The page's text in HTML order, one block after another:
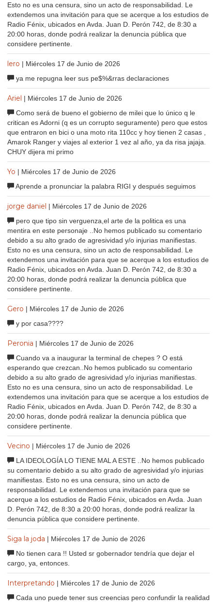
Esto no es una censura, sino un acto de responsabilidad. Le
extendemos una invitación para que se acerque a los estudios de
Radio Fénix, ubicados en Avda. Juan D. Perón 742, de 8:30 a
20:00 horas, donde podrá realizar la denuncia pública que
considere pertinente.
lero | Miércoles 17 de Junio de 2026
ya me repugna leer sus pe$%&rras declaraciones
Ariel | Miércoles 17 de Junio de 2026
Como será de bueno el gobierno de milei que lo único q le
critican es Adorni (q es un corrupto seguramente) pero que estos
que entraron en bici o una moto rita 110cc y hoy tienen 2 casas ,
Amarok Ranger y viajes al exterior 1 vez al año, ya da risa jajaja.
CHUY dijera mi primo
Yo | Miércoles 17 de Junio de 2026
Aprende a pronunciar la palabra RIGI y después seguimos
jorge daniel | Miércoles 17 de Junio de 2026
pero que tipo sin verguenza,el arte de la politica es una
mentira en este personaje ..No hemos publicado su comentario
debido a su alto grado de agresividad y/o injurias manifiestas.
Esto no es una censura, sino un acto de responsabilidad. Le
extendemos una invitación para que se acerque a los estudios de
Radio Fénix, ubicados en Avda. Juan D. Perón 742, de 8:30 a
20:00 horas, donde podrá realizar la denuncia pública que
considere pertinente.
Gero | Miércoles 17 de Junio de 2026
y por casa????
Peronia | Miércoles 17 de Junio de 2026
Cuando va a inaugurar la terminal de chepes ? O está
esperando que crezcan..No hemos publicado su comentario
debido a su alto grado de agresividad y/o injurias manifiestas.
Esto no es una censura, sino un acto de responsabilidad. Le
extendemos una invitación para que se acerque a los estudios de
Radio Fénix, ubicados en Avda. Juan D. Perón 742, de 8:30 a
20:00 horas, donde podrá realizar la denuncia pública que
considere pertinente.
Vecino | Miércoles 17 de Junio de 2026
LA IDEOLOGÍA LO TIENE MAL A ESTE ..No hemos publicado
su comentario debido a su alto grado de agresividad y/o injurias
manifiestas. Esto no es una censura, sino un acto de
responsabilidad. Le extendemos una invitación para que se
acerque a los estudios de Radio Fénix, ubicados en Avda. Juan
D. Perón 742, de 8:30 a 20:00 horas, donde podrá realizar la
denuncia pública que considere pertinente.
Siga la joda | Miércoles 17 de Junio de 2026
No tienen cara !! Usted sr gobernador tendría que dejar el
cargo, ya, entonces.
Interpretando | Miércoles 17 de Junio de 2026
Cada uno puede tener sus creencias pero confundir la realidad